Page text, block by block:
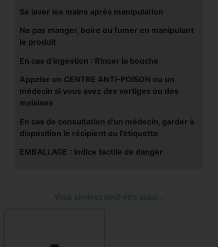
Se laver les mains après manipulation
Ne pas manger, boire ou fumer en manipulant
le produit
En cas d’ingestion : Rincer la bouche
Appeler un CENTRE ANTI-POISON ou un
médecin si vous avez des vertiges ou des
malaises
En cas de consultation d’un médecin, garder à
disposition le récipient ou l’étiquette
EMBALLAGE : Indice tactile de danger
Vous aimerez peut-être aussi…